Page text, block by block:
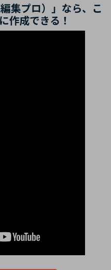
集プロ）」なら、こ
作成できる！